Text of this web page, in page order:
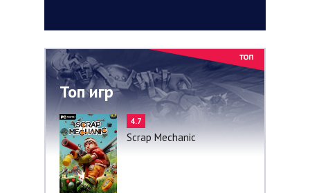
Топ игр
4.7
Scrap Mechanic